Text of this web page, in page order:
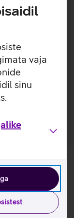
vaja
sinu
millel on
ümbrise
Ümbrisega on
tagaküljele
siis
ümbrist, kuhu